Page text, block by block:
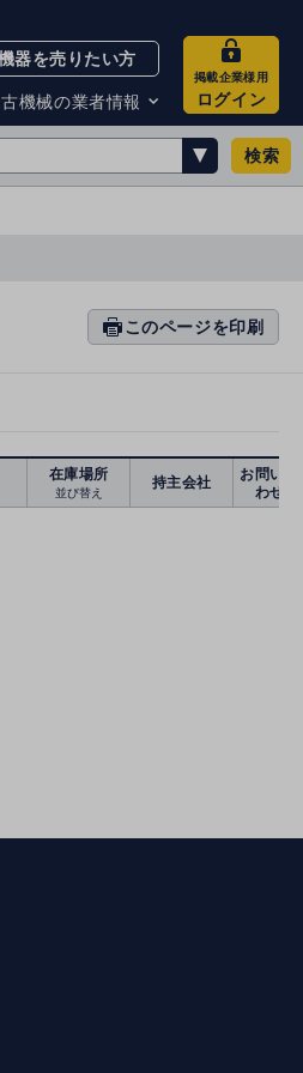
器を売りたい方
機械の業者情報
取・査定業者リスト
掲載企業様用
ログイン
検索
prin このページを印刷
在庫場所
並び替え
持主会社
お問い合
わせ